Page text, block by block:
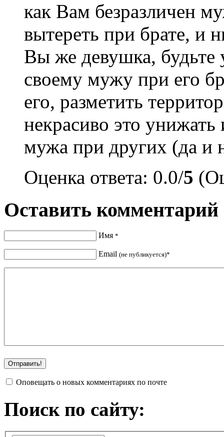
как Вам безразличен
вытереть при брате, и
Вы же девушка, будьте
своему мужу при его
его, разметить
некрасиво это унижать
мужа при других (да и
Оценка ответа: 0.0/5
Оставить комментарий
Имя *
Email (не публикуется)*
Оповещать о новых комментариях по почте
Поиск по сайту: